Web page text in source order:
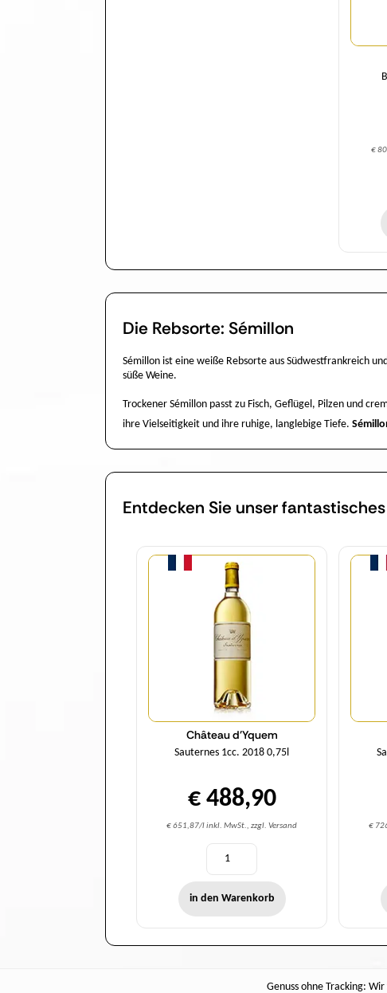
€
Die Rebsorte: Sémillon
Sémillon ist eine weiße Rebsorte aus Südwestfrankreich
süße Weine.
Trockener Sémillon passt zu Fisch, Geflügel, Pilzen und
ihre Vielseitigkeit und ihre ruhige, langlebige Tiefe.
Entdecken Sie unser
Château d'Yquem
Sauternes 1cc. 2018 0,75l
€ 488,90
€ 651,87/l inkl. MwSt., zzgl. Versand
Menge
in den Warenkorb
€
Genuss ohne Tracking: